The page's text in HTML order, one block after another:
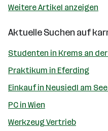
Weitere Artikel anzeigen
Aktuelle Suchen auf
Studenten in Krems an
Praktikum in Eferding
Einkauf in Neusiedl am
PC in Wien
Werkzeug Vertrieb